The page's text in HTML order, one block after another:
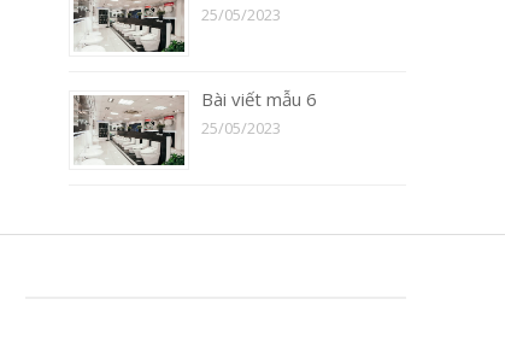
25/05/2023
Bài viết mẫu 6
25/05/2023